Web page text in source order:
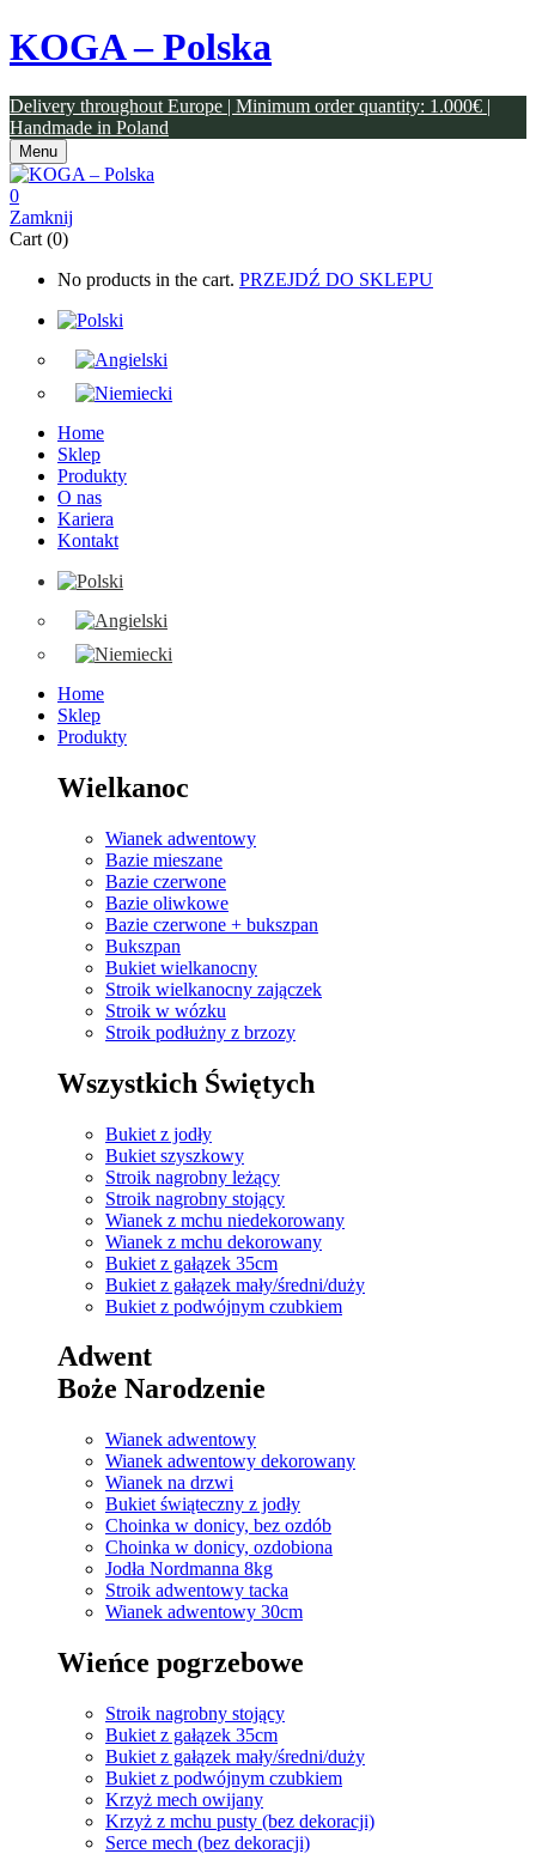
KOGA – Polska
Delivery throughout Europe | Minimum order quantity: 1.000€ |
Handmade in Poland
Menu
0
Zamknij
Cart (0)
No products in the cart. PRZEJDŹ DO SKLEPU
Home
Sklep
Produkty
O nas
Kariera
Kontakt
Home
Sklep
Produkty
Wielkanoc
Wianek adwentowy
Bazie mieszane
Bazie czerwone
Bazie oliwkowe
Bazie czerwone + bukszpan
Bukszpan
Bukiet wielkanocny
Stroik wielkanocny zajączek
Stroik w wózku
Stroik podłużny z brzozy
Wszystkich Świętych
Bukiet z jodły
Bukiet szyszkowy
Stroik nagrobny leżący
Stroik nagrobny stojący
Wianek z mchu niedekorowany
Wianek z mchu dekorowany
Bukiet z gałązek 35cm
Bukiet z gałązek mały/średni/duży
Bukiet z podwójnym czubkiem
Adwent
Boże Narodzenie
Wianek adwentowy
Wianek adwentowy dekorowany
Wianek na drzwi
Bukiet świąteczny z jodły
Choinka w donicy, bez ozdób
Choinka w donicy, ozdobiona
Jodła Nordmanna 8kg
Stroik adwentowy tacka
Wianek adwentowy 30cm
Wieńce pogrzebowe
Stroik nagrobny stojący
Bukiet z gałązek 35cm
Bukiet z gałązek mały/średni/duży
Bukiet z podwójnym czubkiem
Krzyż mech owijany
Krzyż z mchu pusty (bez dekoracji)
Serce mech (bez dekoracji)